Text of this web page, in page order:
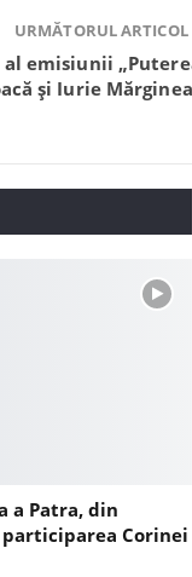
URMĂTORUL ARTICOL
emisiunii
și Iurie
a Patra, din
participarea Corinei